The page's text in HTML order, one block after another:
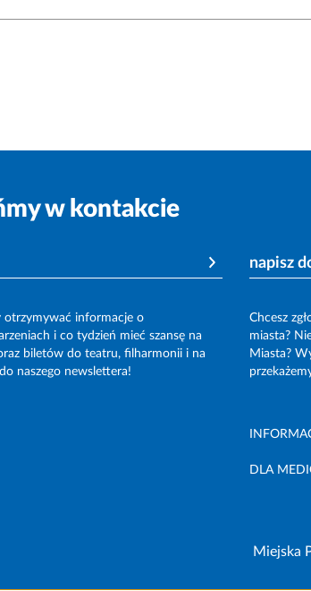
w kontakcie
otrzymywać informacje o
i co tydzień mieć szansę na
biletów do teatru, filharmonii i na
naszego newslettera!
napisz
Chcesz
miasta?
Miasta?
DLA
Miejska